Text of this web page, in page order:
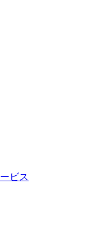
ビス